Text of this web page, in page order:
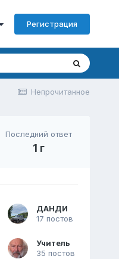
Регистрация
Непрочитанное
Последний ответ
1 г
ДАНДИ
17 постов
Учитель
35 постов